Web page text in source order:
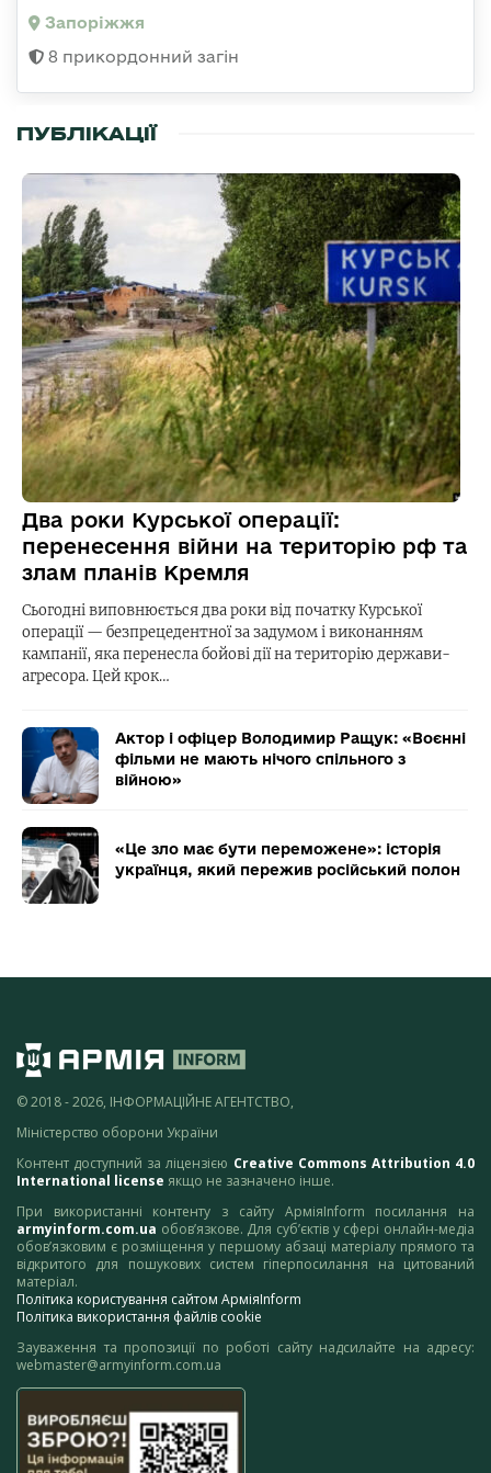
Запоріжжя
8 прикордонний загін
ПУБЛІКАЦІЇ
Два роки Курської операції:
перенесення війни на територію рф та
злам планів Кремля
Сьогодні виповнюється два роки від початку Курської
операції — безпрецедентної за задумом і виконанням
кампанії, яка перенесла бойові дії на територію держави-
агресора. Цей крок…
Актор і офіцер Володимир Ращук: «Воєнні
фільми не мають нічого спільного з
війною»
«Це зло має бути переможене»: історія
українця, який пережив російський полон
© 2018 - 2026, ІНФОРМАЦІЙНЕ АГЕНТСТВО,
Міністерство оборони України
Контент доступний за ліцензією Creative Commons Attribution 4.0
International license якщо не зазначено інше.
При використанні контенту з сайту АрміяInform посилання на
armyinform.com.ua обов’язкове. Для суб’єктів у сфері онлайн-медіа
обов’язковим є розміщення у першому абзаці матеріалу прямого та
відкритого для пошукових систем гіперпосилання на цитований
матеріал.
Політика користування сайтом АрміяInform
Політика використання файлів cookie
Зауваження та пропозиції по роботі сайту надсилайте на адресу:
webmaster@armyinform.com.ua